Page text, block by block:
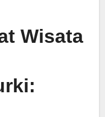
Wisata